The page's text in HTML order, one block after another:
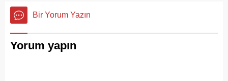
hizmetlerindeki aksaklıkları
bir kez daha gözler önüne
Bir Yorum Yazın
Yorum yapın